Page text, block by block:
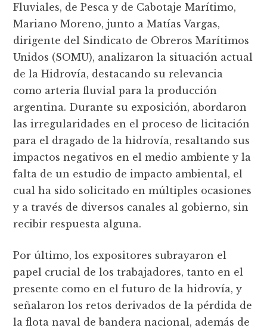
Fluviales, de Pesca y de Cabotaje Marítimo,
Mariano Moreno, junto a Matías Vargas,
dirigente del Sindicato de Obreros Marítimos
Unidos (SOMU), analizaron la situación actual
de la Hidrovía, destacando su relevancia
como arteria fluvial para la producción
argentina. Durante su exposición, abordaron
las irregularidades en el proceso de licitación
para el dragado de la hidrovía, resaltando sus
impactos negativos en el medio ambiente y la
falta de un estudio de impacto ambiental, el
cual ha sido solicitado en múltiples ocasiones
y a través de diversos canales al gobierno, sin
recibir respuesta alguna.
Por último, los expositores subrayaron el
papel crucial de los trabajadores, tanto en el
presente como en el futuro de la hidrovía, y
señalaron los retos derivados de la pérdida de
la flota naval de bandera nacional, además de